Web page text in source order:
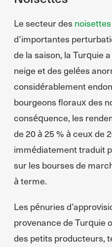
Le secteur des noisettes
d’importantes
de la saison, la Turquie
neige et des gelées
considérablement
bourgeons floraux des
conséquence, les
de 20 à 25 % à ceux de
immédiatement traduit
sur les bourses de
à terme.
Les pénuries
provenance de Turquie
des petits producteurs,